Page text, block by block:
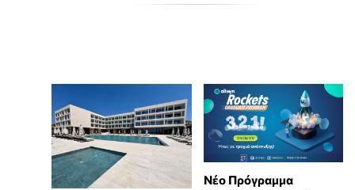
Νέο Πρόγραμμα